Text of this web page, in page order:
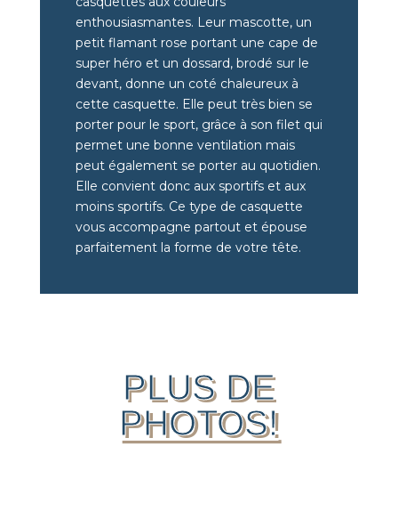
enthousiasmantes. Leur mascotte, un
petit flamant rose portant une cape de
super héro et un dossard, brodé sur le
devant, donne un coté chaleureux à
cette casquette. Elle peut très bien se
porter pour le sport, grâce à son filet qui
permet une bonne ventilation mais
peut également se porter au quotidien.
Elle convient donc aux sportifs et aux
moins sportifs. Ce type de casquette
vous accompagne partout et épouse
parfaitement la forme de votre tête.
PLUS DE
PHOTOS!